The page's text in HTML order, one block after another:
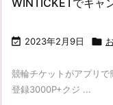
 2023年2月9日 
競輪チケットがアプリで
登録3000P+クジ ...